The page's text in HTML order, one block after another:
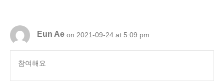
Eun Ae on 2021-09-24 at 5:09 pm
참여해요